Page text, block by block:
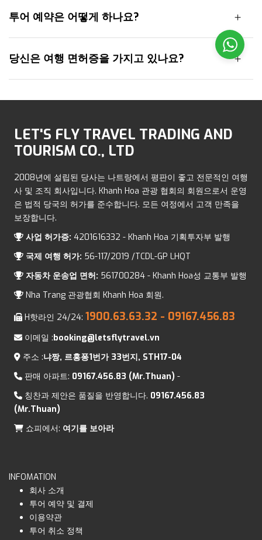
투어 예약은 어떻게 하나요?
당신은 여행 면허증을 가지고 있나요?
LET'S FLY TRAVEL TRADING AND
TOURISM CO., LTD
2008년에 설립된 당사는 나트랑에서 평판이 좋고 전문적인 여행
사 및 조직 회사입니다. Khanh Hoa 관광 협회의 회원으로서 운영
은 법적 당국의 허가를 준수합니다. 모든 여정에서 고객 만족을
보장합니다.
사업 허가증: 4201616332 - Khanh Hoa 기획투자부 발행
국제 여행 허가: 56-117/2019 /TCDL-GP LHQT
자동차 운송업 면허: 561700284 - Khanh Hoa성 교통부 발행
Nha Trang 관광협회 Khanh Hoa 회원.
H핫라인 24/24: 1900.63.63.32 - 09167.456.83
이메일 :booking@letsflytravel.vn
주소 :냐짱, 르홍퐁1번가 33번지, STH17-04
판매 아파트: 09167.456.83 (Mr.Thuan) -
칭찬과 제안은 품질을 반영합니다. 09167.456.83
(Mr.Thuan)
쇼피에서: 여기를 보아라
INFOMATION
회사 소개
투어 예약 및 결제
이용약관
투어 취소 정책